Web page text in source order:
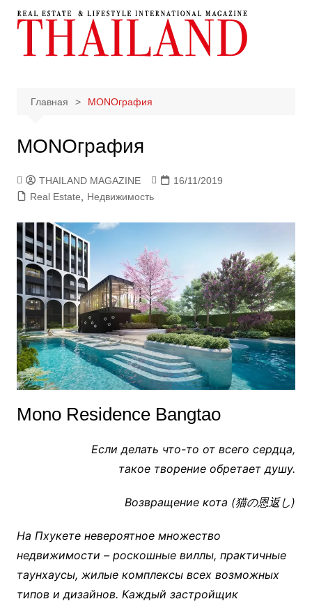
Перейти
Главная MONOграфия
MONOграфия
THAILAND MAGAZINE
16/11/2019
Real Estate
Недвижимость
Mono Residence Bangtao
Если делать что-то от всего сердца,
такое творение обретает душу.
Возвращение кота (猫の恩返し)
На Пхукете невероятное множество
недвижимости – роскошные виллы, практичные
таунхаусы, жилые комплексы всех возможных
типов и дизайнов. Каждый застройщик